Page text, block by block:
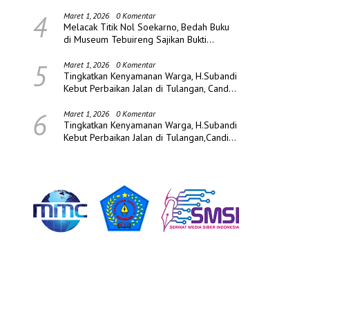
4 Maret 1, 2026 0 Komentar
Melacak Titik Nol Soekarno, Bedah Buku
di Museum Tebuireng Sajikan Bukti
5 Maret 1, 2026 0 Komentar
Tingkatkan Kenyamanan Warga, H.Subandi
Kebut Perbaikan Jalan di Tulangan, Candi
6 Maret 1, 2026 0 Komentar
Tingkatkan Kenyamanan Warga, H.Subandi
Kebut Perbaikan Jalan di Tulangan,Candi